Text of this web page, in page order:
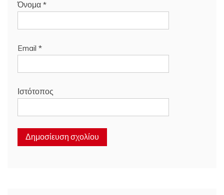
Όνομα *
Email *
Ιστότοπος